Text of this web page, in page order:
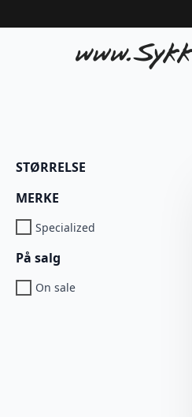
STØRRELSE
MERKE
Specialized
På salg
On sale